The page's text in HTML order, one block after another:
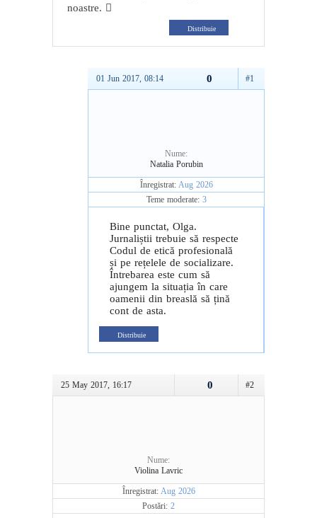
noastre. 
Distribuie
01 Jun 2017, 08:14 #1
0
Bine punctat, Olga.
Jurnaliștii trebuie să respecte
Codul de etică profesională
și pe rețelele de socializare.
Întrebarea este cum să
ajungem la situația în care
oamenii din breaslă să țină
cont de asta.
Distribuie
Nume:
Natalia Porubin
Înregistrat: Aug 2026
Teme moderate: 3
25 May 2017, 16:17 #2
0
Nume:
Violina Lavric
Înregistrat: Aug 2026
Postări: 2